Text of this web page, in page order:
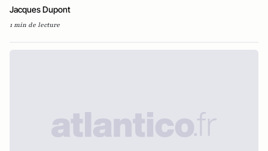
Jacques Dupont
1 min de lecture